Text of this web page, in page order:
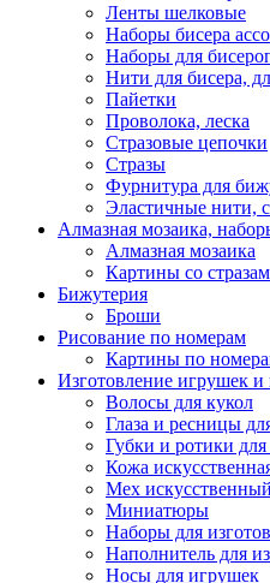
Ленты шелковые
Наборы бисера
Наборы для
Нити для бисера,
Пайетки
Проволока, леска
Стразовые цепочки
Стразы
Фурнитура для
Эластичные нити,
Алмазная мозаика,
Алмазная мозаика
Картины co
Бижутерия
Броши
Рисование по номерам
Картины по
Изготовление игрушек и
Волосы для кукол
Глаза и ресницы
Губки и ротики
Кожа
Мех искусственный
Миниатюры
Наборы для
Наполнитель для
Носы для игрушек